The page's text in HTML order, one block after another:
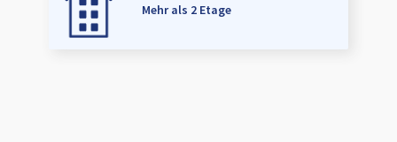
Mehr als 2 Etage